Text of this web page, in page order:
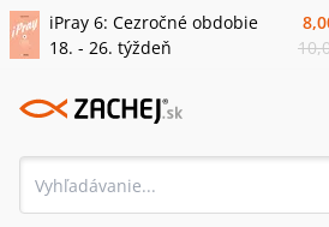
iPray 6: Cezročné obdobie
18. - 26. týždeň